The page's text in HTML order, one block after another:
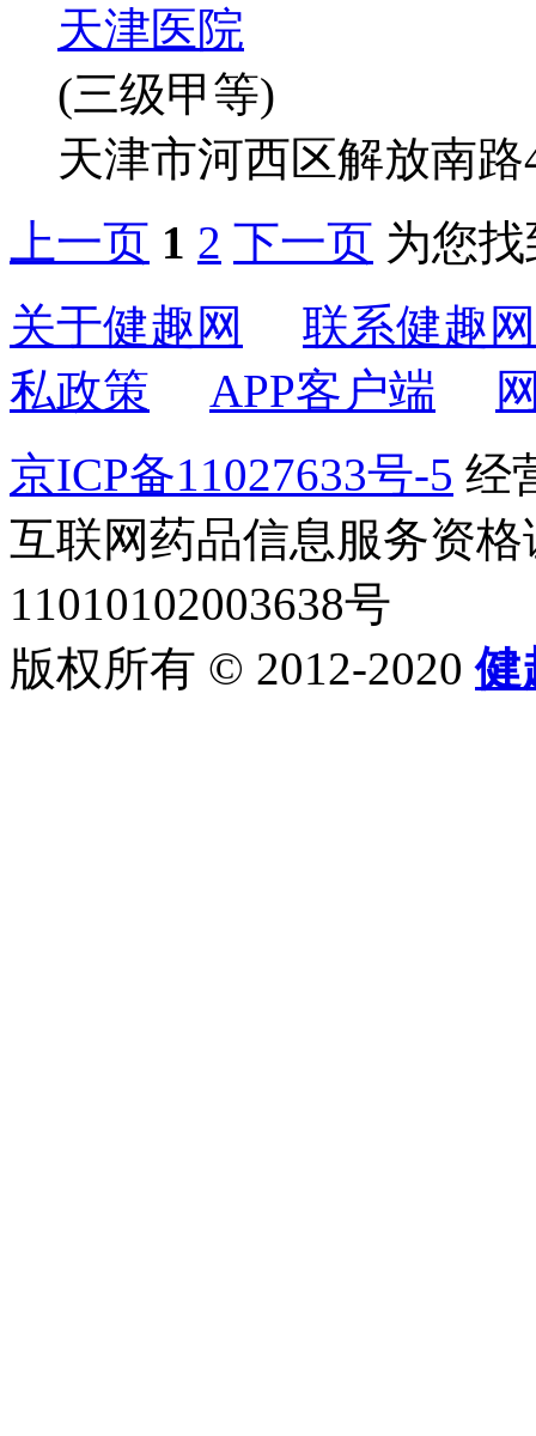
天津医院
(三级甲等)
天津市河西区解放南路
上一页 1 2 下一页 为您
关于健趣网
联系健趣网
私政策
APP客户端
京ICP备11027633号-5 经
互联网药品信息服务资
11010102003638号
版权所有 © 2012-2020健